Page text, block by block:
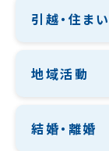
引越・住まい
地域活動
結婚・離婚